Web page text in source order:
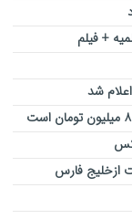
+‌ فیلم